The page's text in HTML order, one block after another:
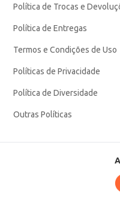
Política de Trocas e
Política de Entregas
Termos e Condições de Uso
Políticas de Privacidade
Política de Diversidade
Outras Políticas